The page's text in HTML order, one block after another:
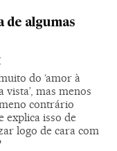
de algumas
do ‘amor à
mas menos
contrário
explica isso de
logo de cara com